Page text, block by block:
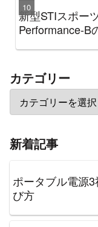
新型STIスポー
Performance-B
カテゴリー
新着記事
ポータブル電源
び方